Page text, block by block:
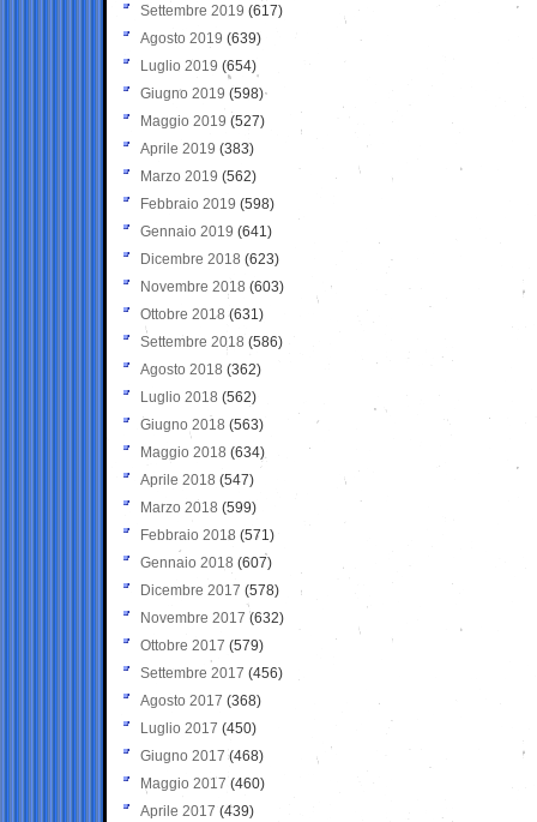
Settembre 2019 (617)
Agosto 2019 (639)
Luglio 2019 (654)
Giugno 2019 (598)
Maggio 2019 (527)
Aprile 2019 (383)
Marzo 2019 (562)
Febbraio 2019 (598)
Gennaio 2019 (641)
Dicembre 2018 (623)
Novembre 2018 (603)
Ottobre 2018 (631)
Settembre 2018 (586)
Agosto 2018 (362)
Luglio 2018 (562)
Giugno 2018 (563)
Maggio 2018 (634)
Aprile 2018 (547)
Marzo 2018 (599)
Febbraio 2018 (571)
Gennaio 2018 (607)
Dicembre 2017 (578)
Novembre 2017 (632)
Ottobre 2017 (579)
Settembre 2017 (456)
Agosto 2017 (368)
Luglio 2017 (450)
Giugno 2017 (468)
Maggio 2017 (460)
Aprile 2017 (439)